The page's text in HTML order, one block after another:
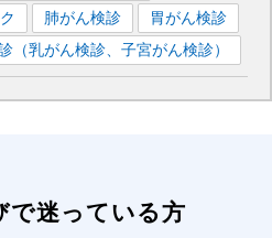
肺がん検診
胃がん検診
（乳がん検診、子宮がん検診）
で迷っている方